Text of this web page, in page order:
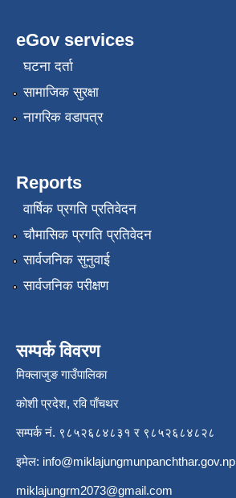
eGov services
घटना दर्ता
सामाजिक सुरक्षा
नागरिक वडापत्र
Reports
वार्षिक प्रगति प्रतिवेदन
चौमासिक प्रगति प्रतिवेदन
सार्वजनिक सुनुवाई
सार्वजनिक परीक्षण
सम्पर्क विवरण
मिक्लाजुङ गाउँपालिका
कोशी प्रदेश, रवि पाँचथर
सम्पर्क नं. ९८५२६८४८३१ र ९८५२६८४८२८
इमेल: info@miklajungmunpanchthar.gov.np
miklajungrm2073@gmail.com